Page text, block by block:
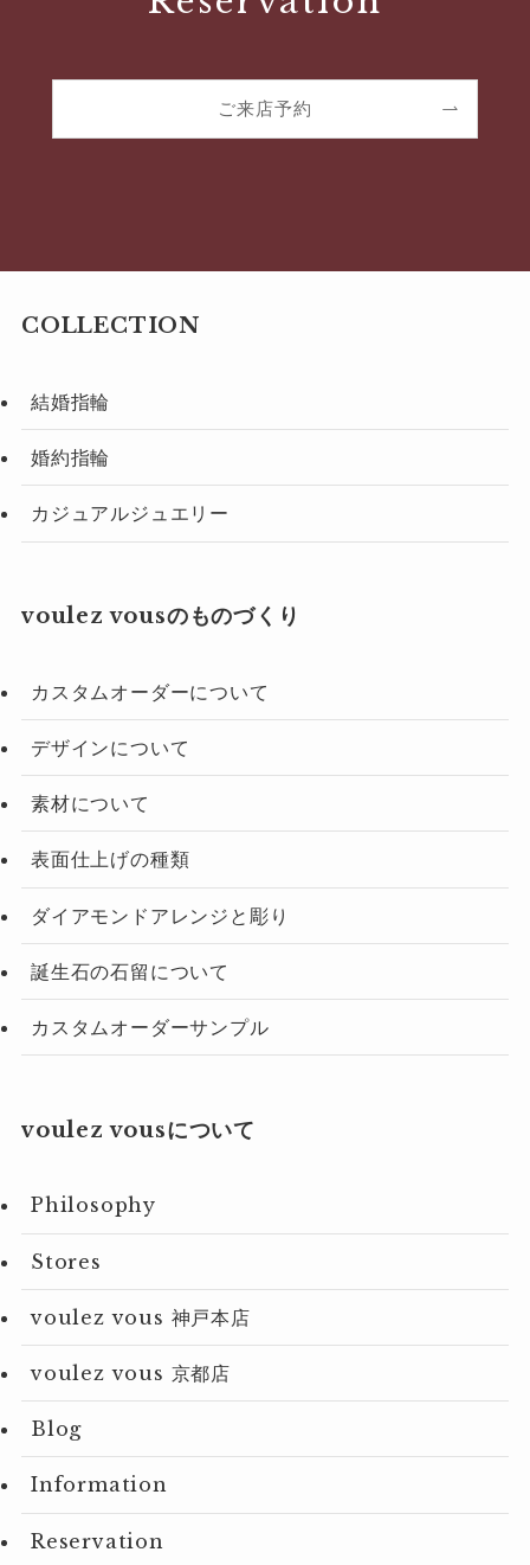
ご来店予約
COLLECTION
結婚指輪
婚約指輪
カジュアルジュエリー
voulez vousのものづくり
カスタムオーダーについて
デザインについて
素材について
表面仕上げの種類
ダイアモンドアレンジと彫り
誕生石の石留について
カスタムオーダーサンプル
voulez vousについて
Philosophy
Stores
voulez vous 神戸本店
voulez vous 京都店
Blog
Information
Reservation